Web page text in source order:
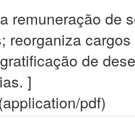
remuneração de
reorganiza
de
]
pdf)